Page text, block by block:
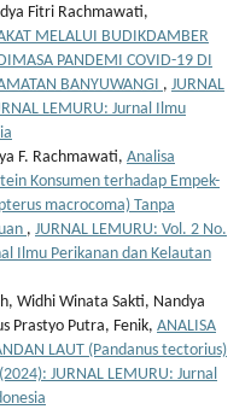
Fitri Rachmawati,
MELALUI BUDIKDAMBER
PANDEMI COVID-19 DI
BANYUWANGI , JURNAL
LEMURU: Jurnal Ilmu
F. Rachmawati, Analisa
Konsumen terhadap Empek-
macrocoma) Tanpa
, JURNAL LEMURU: Vol. 2 No.
Ilmu Perikanan dan Kelautan
Widhi Winata Sakti, Nandya
Prastyo Putra, Fenik, ANALISA
LAUT (Pandanus tectorius)
JURNAL LEMURU: Jurnal